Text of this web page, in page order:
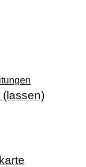
(lassen)